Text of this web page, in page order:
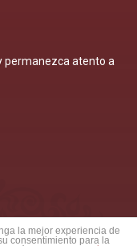
permanezca atento a
la mejor experiencia de
consentimiento para la